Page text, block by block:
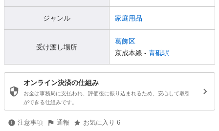
ジャンル 家庭用品
受け渡し場所
葛飾区
京成本線 - 青砥駅
オンライン決済の仕組み
お金は事務局に支払われ、評価後に振り込まれるため、安心して取引
ができる仕組みです。
注意事項 通報 お気に入り 6